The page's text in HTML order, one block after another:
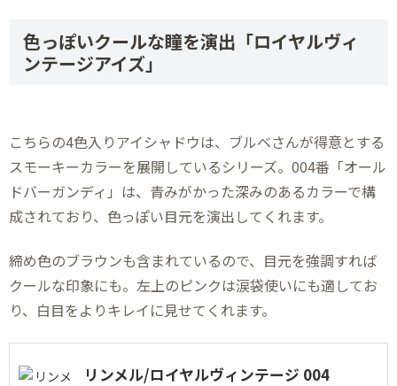
色っぽいクールな瞳を演出「ロイヤルヴィ
ンテージアイズ」
こちらの4色入りアイシャドウは、ブルベさんが得意とする
スモーキーカラーを展開しているシリーズ。004番「オール
ドバーガンディ」は、青みがかった深みのあるカラーで構
成されており、色っぽい目元を演出してくれます。
締め色のブラウンも含まれているので、目元を強調すれば
クールな印象にも。左上のピンクは涙袋使いにも適してお
り、白目をよりキレイに見せてくれます。
リンメル/ロイヤルヴィンテージ 004